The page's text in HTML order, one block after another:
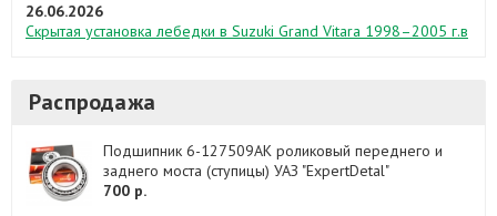
26.06.2026
Скрытая установка лебедки в Suzuki Grand Vitara 1998–2005 г.в
Распродажа
Подшипник 6-127509АК роликовый переднего и
заднего моста (ступицы) УАЗ "ExpertDetal"
700 р.